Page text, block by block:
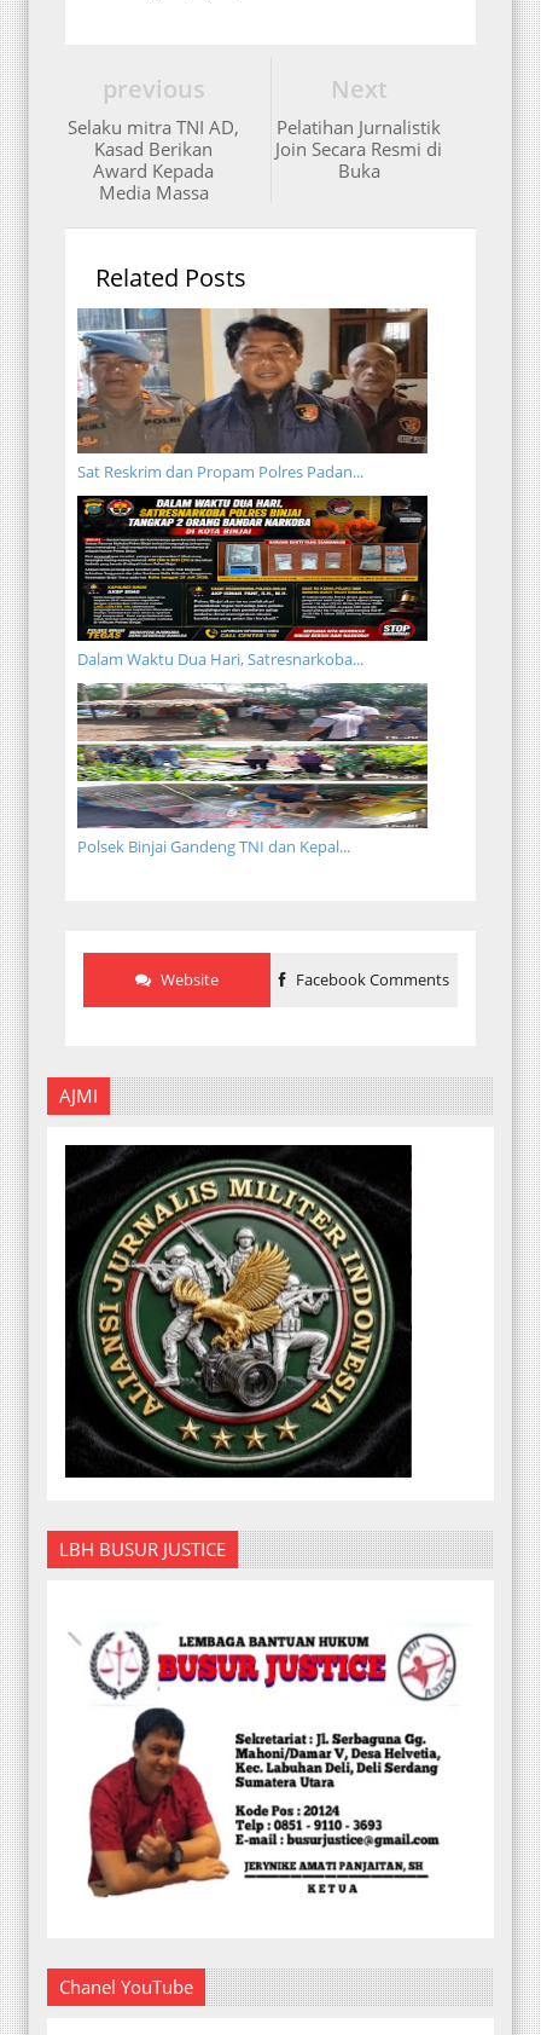
Next
Pelatihan Jurnalistik
Join Secara Resmi di
Buka
previous
Selaku mitra TNI AD,
Kasad Berikan
Award Kepada
Media Massa
Related Posts
Sat Reskrim dan Propam Polres Padan...
Dalam Waktu Dua Hari, Satresnarkoba...
Polsek Binjai Gandeng TNI dan Kepal...
Website Facebook Comments
AJMI
LBH BUSUR JUSTICE
Chanel YouTube